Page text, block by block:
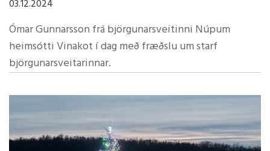
03.12.2024
Ómar Gunnarsson frá björgunarsveitinni Núpum
heimsótti Vinakot í dag með fræðslu um starf
björgunarsveitarinnar.